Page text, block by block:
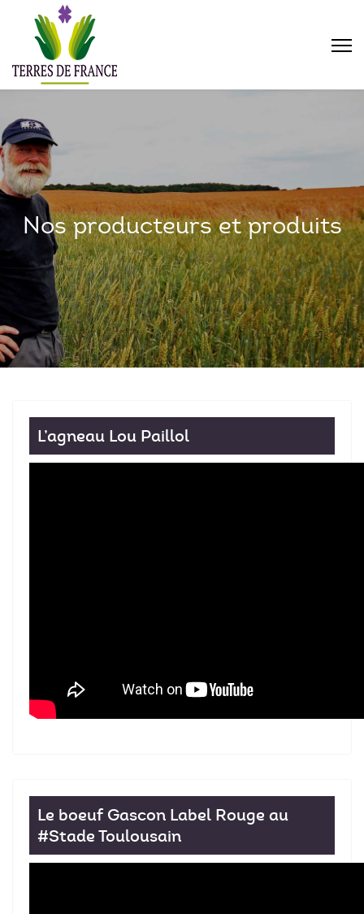
Nos producteurs et produits
L’agneau Lou Paillol
Le boeuf Gascon Label Rouge au
#Stade Toulousain